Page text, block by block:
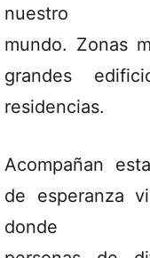
nuestro
mundo. Zonas
grandes
residencias.
Acompañan
de esperanza
donde